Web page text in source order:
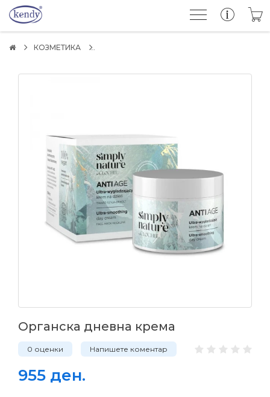
КОЗМЕТИКА
Oрганска дневна крема
0 оценки Напишете коментар
955 ден.